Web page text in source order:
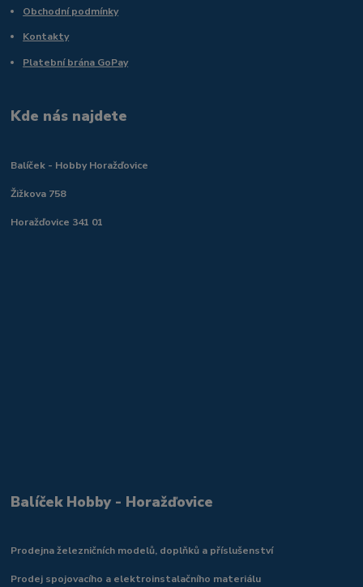
Obchodní podmínky
Kontakty
Platební brána GoPay
Kde nás najdete
Balíček - Hobby Horažďovice
Žižkova 758
Horažďovice 341 01
Balíček Hobby - Horažďovice
Prodejna železničních modelů, doplňků a příslušenství
Prodej spojovacího a elektroinstalačního materiálu